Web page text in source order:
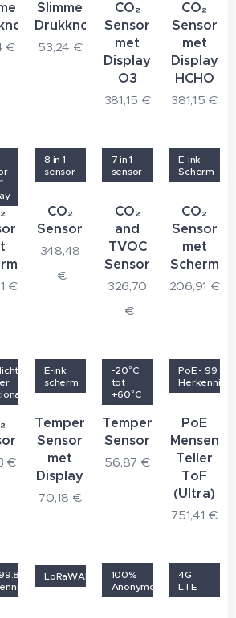
€
Slimme
Drukknop
53,24 €
CO₂
Sensor
met
Display
O3
381,15 €
CO₂
Sensor
met
Display
HCHO
381,15 €
€
CO₂
Sensor
8 in 1
sensor
348,48
€
CO₂
and
TVOC
Sensor
7 in 1
sensor
326,70
€
CO₂
Sensor
met
Scherm
E-ink
Scherm
206,91 €
en
€
Temperature
Sensor
met
Display
E-ink
scherm
70,18 €
Temperature
Sensor
-20°C
tot
+60°C
56,87 €
PoE
Mensen
Teller
ToF
(Ultra)
PoE - 99.8%
751,41 €
LoRaWAN®
100%
Anonymous
4G
LTE